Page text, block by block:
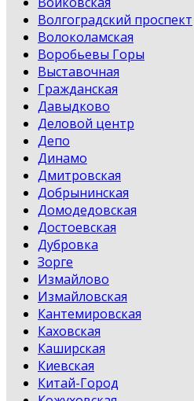
Волгоградский проспект
Волоколамская
Воробьевы Горы
Выставочная
Гражданская
Давыдково
Деловой центр
Депо
Динамо
Дмитровская
Добрынинская
Домодедовская
Достоевская
Дубровка
Зорге
Измайлово
Измайловская
Кантемировская
Каховская
Каширская
Киевская
Китай-Город